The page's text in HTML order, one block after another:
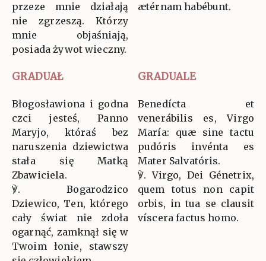
przeze mnie działają
nie zgrzeszą. Którzy
mnie objaśniają,
posiada żywot wieczny.
ætérnam habébunt.
GRADUAŁ GRADUALE
Błogosławiona i godna
czci jesteś, Panno
Maryjo, któraś bez
naruszenia dziewictwa
stała się Matką
Zbawiciela.
℣. Bogarodzico
Dziewico, Ten, którego
cały świat nie zdoła
ogarnąć, zamknął się w
Twoim łonie, stawszy
Benedícta et
venerábilis es, Virgo
María: quæ sine tactu
pudóris invénta es
Mater Salvatóris.
℣. Virgo, Dei Génetrix,
quem totus non capit
orbis, in tua se clausit
víscera factus homo.